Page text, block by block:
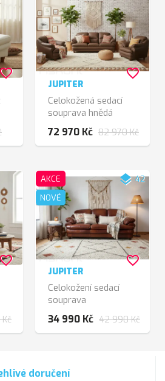
JUPITER
Celokožená sedací
souprava hnědá
72 970 Kč 82 970 Kč
favorite_border
AKCE
NOVÉ
layers42
JUPITER
Celokožení sedací
souprava
hnědovínová
34 990 Kč 42 990 Kč
favorite_border
doručení